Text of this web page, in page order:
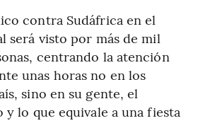
contra Sudáfrica en el
será visto por más de mil
centrando la atención
unas horas no en los
sino en su gente, el
lo que equivale a una fiesta